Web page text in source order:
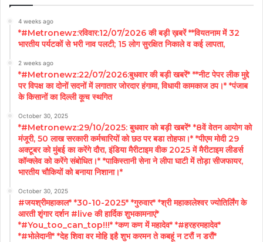
4 weeks ago
*#Metronewz:रविवार:12/07/2026 की बड़ी ख़बरें **वियतनाम में 32
भारतीय पर्यटकों से भरी नाव पलटी; 15 लोग सुरक्षित निकाले व कई लापता,
2 weeks ago
*#Metronewz:22/07/2026:बुधवार की बड़ी खबरें* **नीट पेपर लीक मुद्दे
पर विपक्ष का दोनों सदनों में लगातार जोरदार हंगामा, विधायी कामकाज ठप।* *पंजाब
के किसानों का दिल्ली कूच स्थगित
October 30, 2025
*#Metronewz:29/10/2025: बुधवार को बड़ी खबरें* *8वें वेतन आयोग को
मंजूरी, 50 लाख सरकारी कर्मचारियों को छठ पर बडा तोहफा।* *पीएम मोदी 29
अक्टूबर को मुंबई का करेंगे दौरा, इंडिया मैरीटाइम वीक 2025 में मैरीटाइम लीडर्स
कॉन्क्लेव को करेंगे संबोधित।* *पाकिस्तानी सेना ने लीपा घाटी में तोड़ा सीजफायर,
भारतीय चौकियों को बनाया निशाना।*
October 30, 2025
#जयश्रीमहाकाल* *30-10-2025* *गुरुवार* *श्री महाकालेश्वर ज्योतिर्लिंग के
आरती शृंगार दर्शन #live की हार्दिक शुभकामनाएं*
*#You_too_can_top!!!* *कण कण में महादेव* *#हरहरमहादेव*
*#भोलेदानी* *देह शिवा वर मोहि इहै शुभ करमन ते कबहूं न टरौं न डरौं*